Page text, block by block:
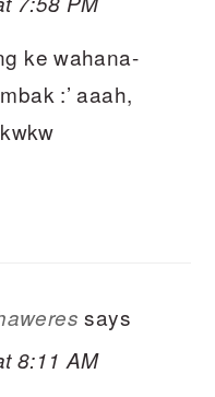
ke wahana-
:’ aaah,
says
8:11 AM